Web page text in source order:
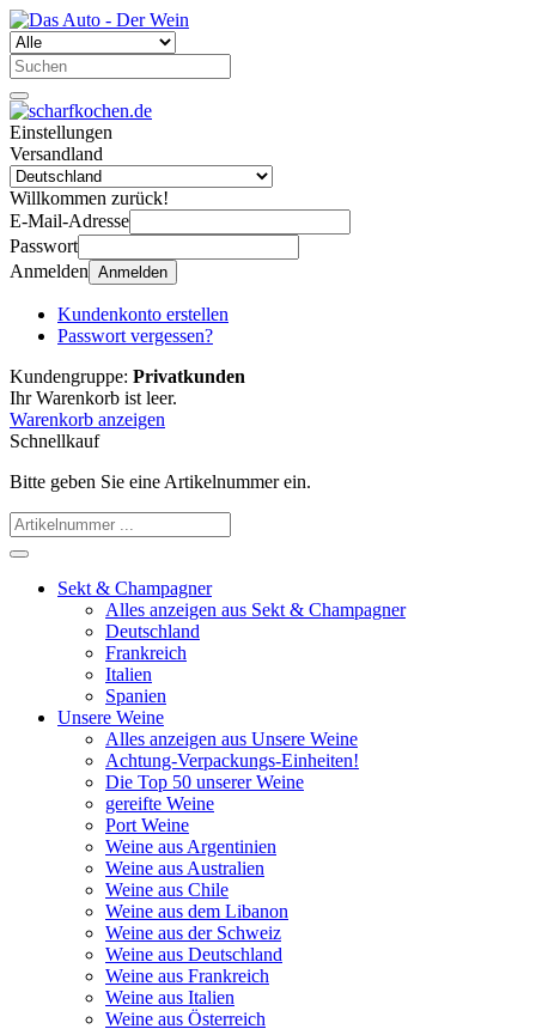
Einstellungen
Versandland
Willkommen zurück!
E-Mail-Adresse
Passwort
Anmelden Anmelden
Kundenkonto erstellen
Passwort vergessen?
Kundengruppe: Privatkunden
Ihr Warenkorb ist leer.
Warenkorb anzeigen
Schnellkauf
Bitte geben Sie eine Artikelnummer ein.
Sekt & Champagner
Alles anzeigen aus Sekt & Champagner
Deutschland
Frankreich
Italien
Spanien
Unsere Weine
Alles anzeigen aus Unsere Weine
Achtung-Verpackungs-Einheiten!
Die Top 50 unserer Weine
gereifte Weine
Port Weine
Weine aus Argentinien
Weine aus Australien
Weine aus Chile
Weine aus dem Libanon
Weine aus der Schweiz
Weine aus Deutschland
Weine aus Frankreich
Weine aus Italien
Weine aus Österreich